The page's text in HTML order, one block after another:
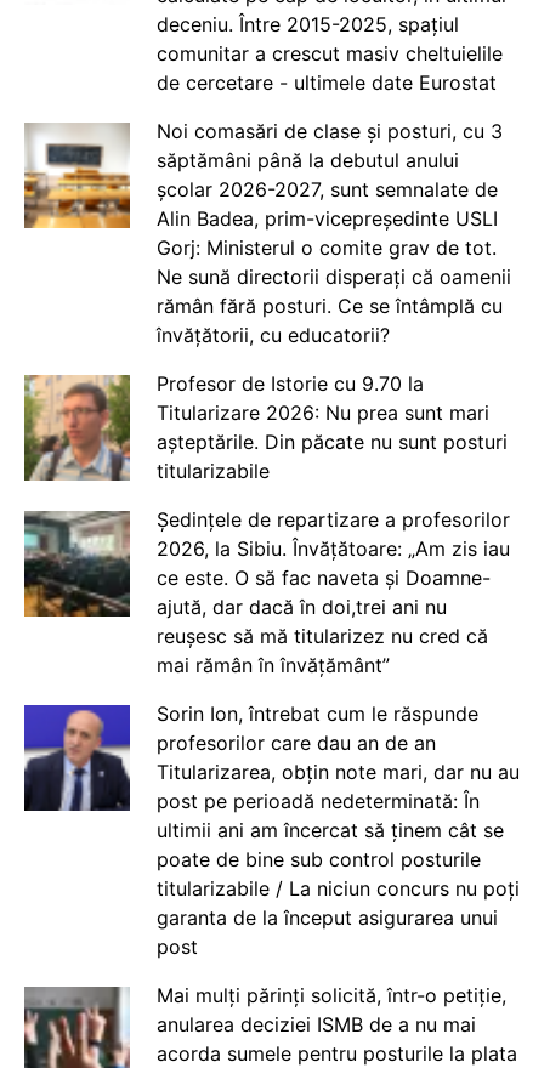
deceniu. Între 2015-2025, spațiul
comunitar a crescut masiv cheltuielile
de cercetare - ultimele date Eurostat
Noi comasări de clase și posturi, cu 3
săptămâni până la debutul anului
școlar 2026-2027, sunt semnalate de
Alin Badea, prim-vicepreședinte USLI
Gorj: Ministerul o comite grav de tot.
Ne sună directorii disperați că oamenii
rămân fără posturi. Ce se întâmplă cu
învățătorii, cu educatorii?
Profesor de Istorie cu 9.70 la
Titularizare 2026: Nu prea sunt mari
așteptările. Din păcate nu sunt posturi
titularizabile
Ședințele de repartizare a profesorilor
2026, la Sibiu. Învățătoare: „Am zis iau
ce este. O să fac naveta și Doamne-
ajută, dar dacă în doi,trei ani nu
reușesc să mă titularizez nu cred că
mai rămân în învățământ”
Sorin Ion, întrebat cum le răspunde
profesorilor care dau an de an
Titularizarea, obțin note mari, dar nu au
post pe perioadă nedeterminată: În
ultimii ani am încercat să ținem cât se
poate de bine sub control posturile
titularizabile / La niciun concurs nu poți
garanta de la început asigurarea unui
post
Mai mulți părinți solicită, într-o petiție,
anularea deciziei ISMB de a nu mai
acorda sumele pentru posturile la plata